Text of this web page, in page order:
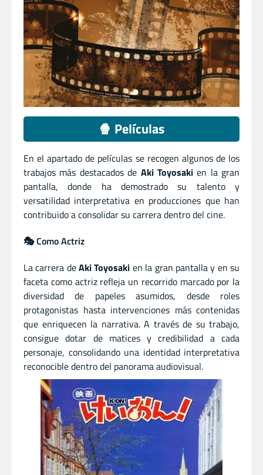
🍿 Películas
En el apartado de películas se recogen algunos de los
trabajos más destacados de Aki Toyosakien la gran
pantalla, donde ha demostrado su talento y
versatilidad interpretativa en producciones que han
contribuido a consolidar su carrera dentro del cine.
🎭 Como Actriz
La carrera deAki Toyosaki en la gran pantalla y en su
faceta como actriz refleja un recorrido marcado por la
diversidad de papeles asumidos, desde roles
protagonistas hasta intervenciones más contenidas
que enriquecen la narrativa. A través de su trabajo,
consigue dotar de matices y credibilidad a cada
personaje, consolidando una identidad interpretativa
reconocible dentro del panorama audiovisual.